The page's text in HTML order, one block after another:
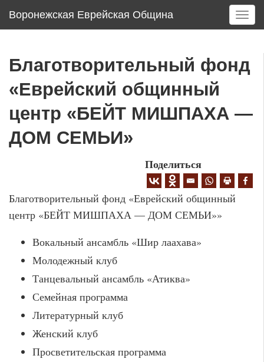
Воронежская Еврейская Община
T
o
l
t
Благотворительный фонд
«Еврейский общинный
центр «БЕЙТ МИШПАХА —
ДОМ СЕМЬИ»
Поделиться
Благотворительный фонд «Еврейский общинный
центр «БЕЙТ МИШПАХА — ДОМ СЕМЬИ»»
Вокальный ансамбль «Шир лаахава»
Молодежный клуб
Танцевальный ансамбль «Атиква»
Семейная программа
Литературный клуб
Женский клуб
Просветительская программа